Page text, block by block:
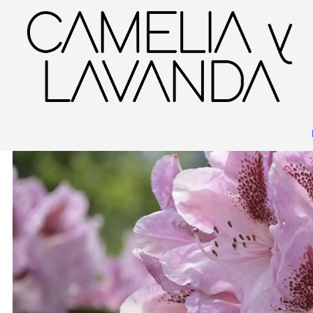
Inicio Planta Plantas Decorativas